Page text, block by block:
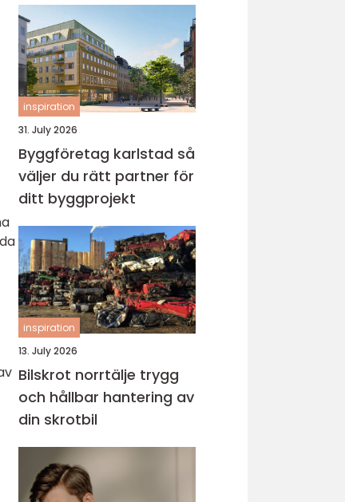
inspiration
31. July 2026
Byggföretag karlstad så
väljer du rätt partner för
ditt byggprojekt
inspiration
13. July 2026
Bilskrot norrtälje trygg
och hållbar hantering av
din skrotbil